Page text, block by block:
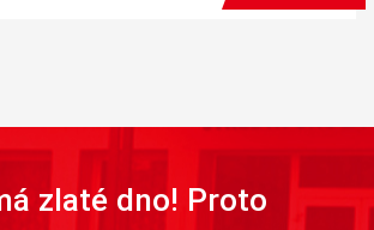
zlaté dno! Proto